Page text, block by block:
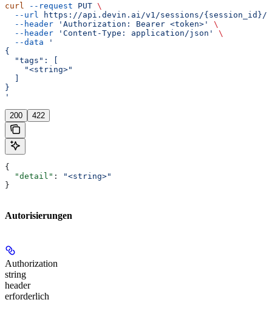
curl --request PUT \
  --url
https://api.devin.ai/v1/sessions/{session_id}/
  --header
'Authorization: Bearer <token>'
\
  --header
'Content-Type: application/json'
\
  --data
'
{
  "tags": [
    "<string>"
  ]
}
'
200 422
{
  "detail"
:
"<string>"
}
Autorisierungen
Authorization
string
header
erforderlich